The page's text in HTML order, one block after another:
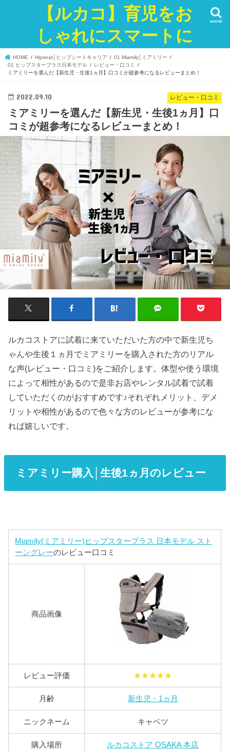
【ルカコ】育児をお
しゃれにスマートに
search
HOME Hipseat│ヒップシートキャリア
01 Miamily│ミアミリー
01 ヒップスタープラス日本モデル
レビュー・口コミ
ミアミリーを選んだ【新生児・生後1ヵ月】口コミが超参考になるレビューまとめ！
レビュー・口コミ
2022.09.10
ミアミリーを選んだ【新生児・生後1ヵ月】口
コミが超参考になるレビューまとめ！
ルカコストアに試着に来ていただいた方の中で新生児ち
ゃんや生後１ヵ月でミアミリーを購入された方のリアル
な声(レビュー・口コミ)をご紹介します。体型や使う環境
によって相性があるので是非お店やレンタル試着で試着
していただくのがおすすめです♪それぞれメリット、デメ
リットや相性があるので色々な方のレビューが参考にな
れば嬉しいです。
ミアミリー購入│生後1ヵ月のレビュー
Miamily(ミアミリー)ヒップスタープラス 日本モデル スト
ーングレーのレビュー口コミ
商品画像
レビュー評価 ★★★★★
月齢 新生児・1ヵ月
ニックネーム キャベツ
購入場所 ルカコストア OSAKA 本店